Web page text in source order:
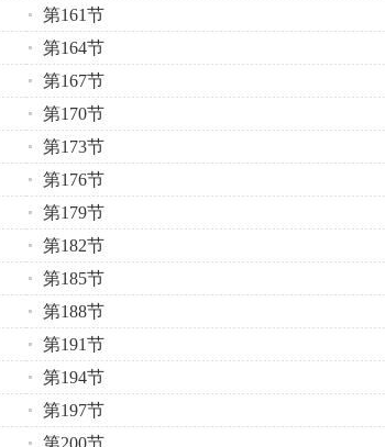
第161节
第164节
第167节
第170节
第173节
第176节
第179节
第182节
第185节
第188节
第191节
第194节
第197节
第200节